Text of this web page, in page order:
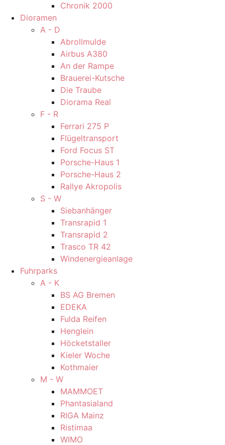
Chronik 2000
Dioramen
A - D
Abrollmulde
Airbus A380
An der Rampe
Brauerei-Kutsche
Die Traube
Diorama Real
F - R
Ferrari 275 P
Flügeltransport
Ford Focus ST
Porsche-Haus 1
Porsche-Haus 2
Rallye Akropolis
S - W
Siebanhänger
Transrapid 1
Transrapid 2
Trasco TR 42
Windenergieanlage
Fuhrparks
A - K
BS AG Bremen
EDEKA
Fulda Reifen
Henglein
Höcketstaller
Kieler Woche
Kothmaier
M - W
MAMMOET
Phantasialand
RIGA Mainz
Ristimaa
WIMO